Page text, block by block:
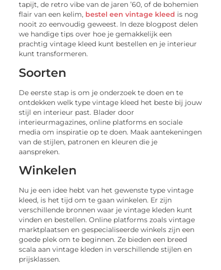
tapijt, de retro vibe van de jaren ’60, of de bohemien
flair van een kelim, bestel een vintage kleed is nog
nooit zo eenvoudig geweest. In deze blogpost delen
we handige tips over hoe je gemakkelijk een
prachtig vintage kleed kunt bestellen en je interieur
kunt transformeren.
Soorten
De eerste stap is om je onderzoek te doen en te
ontdekken welk type vintage kleed het beste bij jouw
stijl en interieur past. Blader door
interieurmagazines, online platforms en sociale
media om inspiratie op te doen. Maak aantekeningen
van de stijlen, patronen en kleuren die je
aanspreken.
Winkelen
Nu je een idee hebt van het gewenste type vintage
kleed, is het tijd om te gaan winkelen. Er zijn
verschillende bronnen waar je vintage kleden kunt
vinden en bestellen. Online platforms zoals vintage
marktplaatsen en gespecialiseerde winkels zijn een
goede plek om te beginnen. Ze bieden een breed
scala aan vintage kleden in verschillende stijlen en
prijsklassen.